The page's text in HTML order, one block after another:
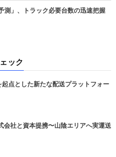
測」、トラック必要台数の迅速把握
ック
点とした新たな配送プラットフォー
社と資本提携〜山陰エリアへ実運送